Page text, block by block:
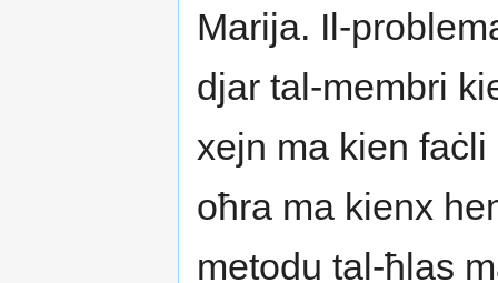
Marija. Il-
djar tal-membri
xejn ma kien
oħra ma kienx
metodu tal-ħlas